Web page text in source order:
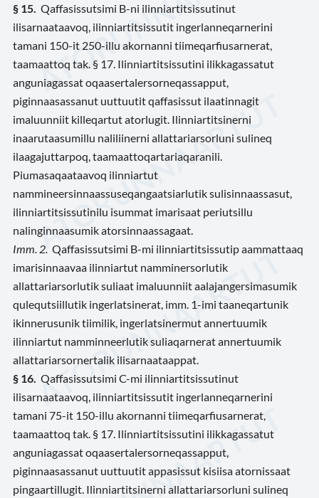
§ 15. Qaffasissutsimi B-ni ilinniartitsissutinut
ilisarnaataavoq, ilinniartitsissutit ingerlanneqarnerini
tamani 150-it 250-illu akornanni tiimeqarfiusarnerat,
taamaattoq tak. § 17. Ilinniartitsissutini ilikkagassatut
anguniagassat oqaasertalersorneqassapput,
piginnaasassanut uuttuutit qaffasissut ilaatinnagit
imaluunniit killeqartut atorlugit. Ilinniartitsinerni
inaarutaasumillu naliliinerni allattariarsorluni sulineq
ilaagajuttarpoq, taamaattoqartariaqaranili.
Piumasaqaataavoq ilinniartut
nammineersinnaassuseqangaatsiarlutik sulisinnaassasut,
ilinniartitsissutinilu isummat imarisaat periutsillu
nalinginnaasumik atorsinnaassagaat.
Imm. 2. Qaffasissutsimi B-mi ilinniartitsissutip aammattaaq
imarisinnaavaa ilinniartut namminersorlutik
allattariarsorlutik suliaat imaluunniit aalajangersimasumik
qulequtsiillutik ingerlatsinerat, imm. 1-imi taaneqartunik
ikinnerusunik tiimilik, ingerlatsinermut annertuumik
ilinniartut namminneerlutik suliaqarnerat annertuumik
allattariarsornertalik ilisarnaataappat.
§ 16. Qaffasissutsimi C-mi ilinniartitsissutinut
ilisarnaataavoq, ilinniartitsissutit ingerlanneqarnerini
tamani 75-it 150-illu akornanni tiimeqarfiusarnerat,
taamaattoq tak. § 17. Ilinniartitsissutini ilikkagassatut
anguniagassat oqaasertalersorneqassapput,
piginnaasassanut uuttuutit appasissut kisiisa atornissaat
pingaartillugit. Ilinniartitsinerni allattariarsorluni sulineq